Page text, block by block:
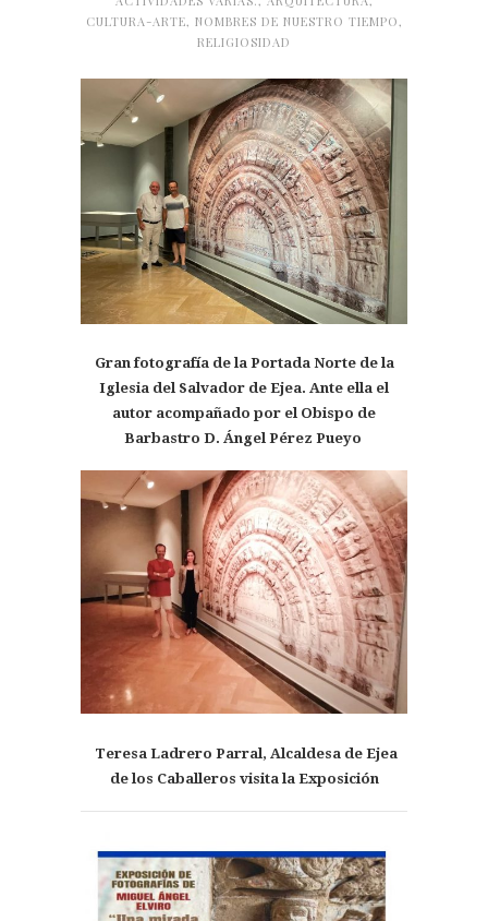
CULTURA-ARTE, NOMBRES DE NUESTRO TIEMPO ,
RELIGIOSIDAD
Gran fotografía de la Portada Norte de la
Iglesia del Salvador de Ejea. Ante ella el
autor acompañado por el Obispo de
Barbastro D. Ángel Pérez Pueyo
Teresa Ladrero Parral, Alcaldesa de Ejea
de los Caballeros visita la Exposición